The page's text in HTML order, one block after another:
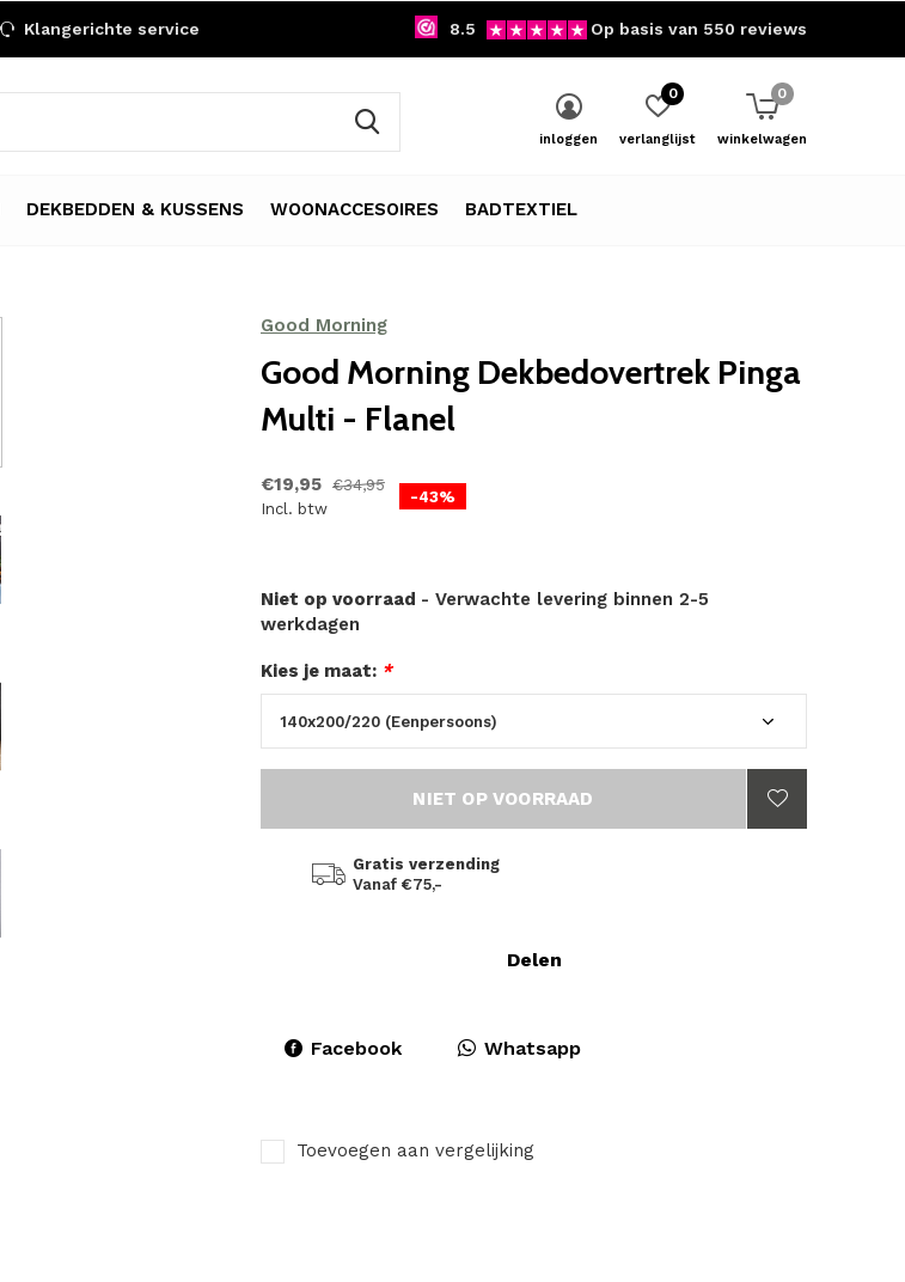
DEKBEDDEN & KUSSENS WOONACCESOIRES BADTEXTIEL
inloggen verlanglijst
0
winkelwagen
0
Klangerichte service 8.5 Op basis van 550 reviews
Good Morning
Good Morning Dekbedovertrek Pinga
Multi - Flanel
€19,95 €34,95
Incl. btw
-43%
Niet op voorraad - Verwachte levering binnen 2-5
werkdagen
Kies je maat: *
NIET OP VOORRAAD
Gratis verzending
Vanaf €75,-
Delen
Facebook Whatsapp
Toevoegen aan vergelijking